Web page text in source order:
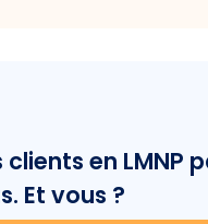
clients en LMNP
Et vous ?